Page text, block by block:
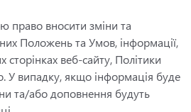
право вносити зміни та
Положень та Умов, інформації,
веб-сайту, Політики
У випадку, якщо інформація буде
та/або доповнення будуть